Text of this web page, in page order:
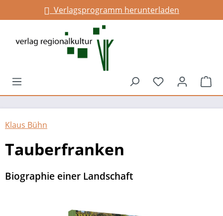
springenVerlagsprogramm herunterladen
Du hast 0
Klaus Bühn
Tauberfranken
Biographie einer Landschaft
Bildergalerie überspringen